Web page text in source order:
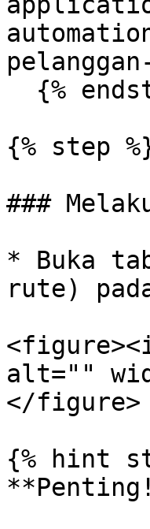
{% step
###
* Buka
rute)
alt=""
</figure>
{% hint